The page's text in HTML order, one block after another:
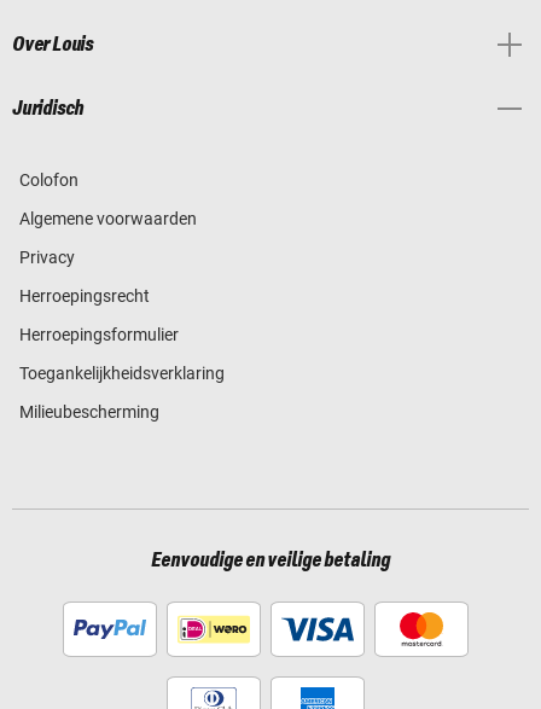
Over Louis
Juridisch
Colofon
Algemene voorwaarden
Privacy
Herroepingsrecht
Herroepingsformulier
Toegankelijkheidsverklaring
Milieubescherming
Eenvoudige en veilige betaling